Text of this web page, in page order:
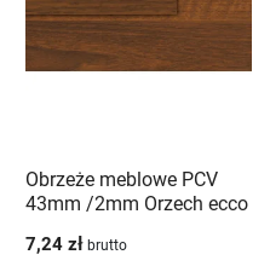
Obrzeże meblowe PCV
43mm /2mm Orzech ecco
7,24 zł brutto